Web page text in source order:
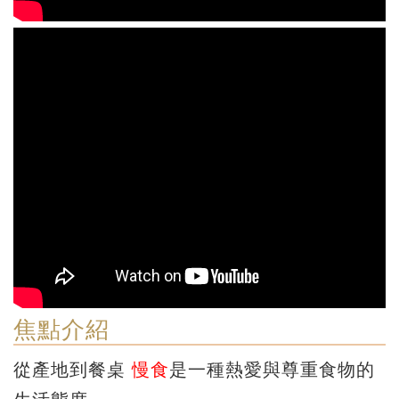
焦點介紹
從產地到餐桌慢食是一種熱愛與尊重食物的